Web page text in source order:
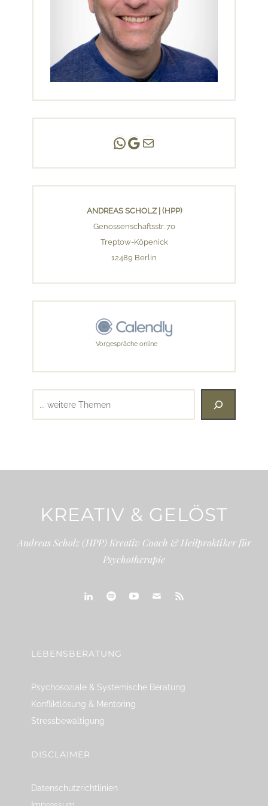
Andreas Scholz | (HPP)
Praxis Adlershof
E-Mail an mich ...
ANDREAS SCHOLZ | (HPP)
Genossenschaftsstr. 70
Treptow-Köpenick
12489 Berlin
Vorgespräche online
KREATIV & GELÖST
Andreas Scholz (HPP) Kreativ Coach & Heilpraktiker für
Psychotherapie
LEBENSBERATUNG
Psychosoziale & Systemische Beratung
Konfliktlösung & Mentoring
Stressbewältigung
DISCLAIMER
Datenschutzrichtlinien